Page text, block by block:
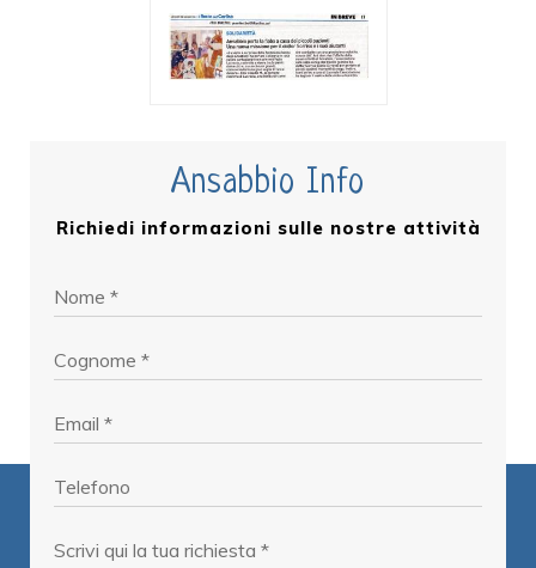
Ansabbio Info
Richiedi informazioni sulle nostre attività